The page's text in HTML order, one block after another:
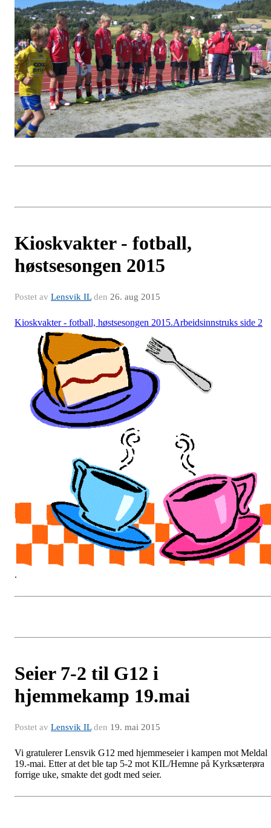
Kioskvakter - fotball,
høstsesongen 2015
Postet av Lensvik ILden 26. aug 2015
Kioskvakter - fotball, høstsesongen 2015.Arbeidsinnstruks side 2
.
Seier 7-2 til G12 i
hjemmekamp 19.mai
Postet av Lensvik ILden 19. mai 2015
Vi gratulerer Lensvik G12 med hjemmeseier i kampen mot Meldal
19.-mai. Etter at det ble tap 5-2 mot KIL/Hemne på Kyrksæterøra
forrige uke, smakte det godt med seier.